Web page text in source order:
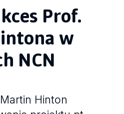
Prof.
w
NCN
Hinton